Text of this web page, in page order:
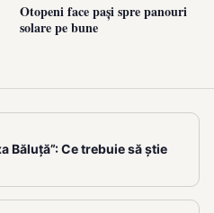
Otopeni face pași spre panouri
solare pe bune
Băluță”: Ce trebuie să știe